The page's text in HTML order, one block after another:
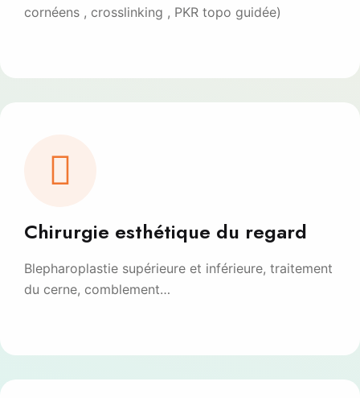
cornéens , crosslinking , PKR topo guidée)
Chirurgie esthétique du regard
Blepharoplastie supérieure et inférieure, traitement
du cerne, comblement…